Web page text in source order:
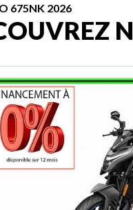
675NK 2026